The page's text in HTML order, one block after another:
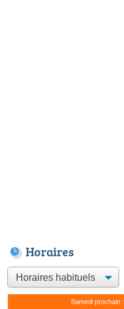
Horaires
Samedi prochain :